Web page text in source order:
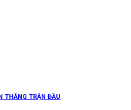
THẮNG TRẬN ĐẦU